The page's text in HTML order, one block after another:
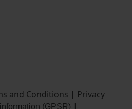
and Conditions | Privacy
(GPSR) |